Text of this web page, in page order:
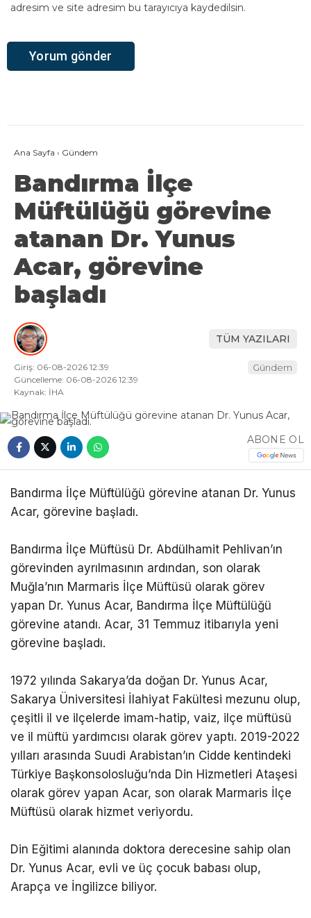
adresim ve site adresim bu tarayıcıya kaydedilsin.
Ana Sayfa › Gündem
Bandırma İlçe
Müftülüğü görevine
atanan Dr. Yunus
Acar, görevine
başladı
TÜM YAZILARI
Giriş: 06-08-2026 12:39
Güncelleme: 06-08-2026 12:39
Kaynak: İHA
Gündem
ABONE OL
Bandırma İlçe Müftülüğü görevine atanan Dr. Yunus
Acar, görevine başladı.
Bandırma İlçe Müftüsü Dr. Abdülhamit Pehlivan’ın
görevinden ayrılmasının ardından, son olarak
Muğla’nın Marmaris İlçe Müftüsü olarak görev
yapan Dr. Yunus Acar, Bandırma İlçe Müftülüğü
görevine atandı. Acar, 31 Temmuz itibarıyla yeni
görevine başladı.
1972 yılında Sakarya’da doğan Dr. Yunus Acar,
Sakarya Üniversitesi İlahiyat Fakültesi mezunu olup,
çeşitli il ve ilçelerde imam-hatip, vaiz, ilçe müftüsü
ve il müftü yardımcısı olarak görev yaptı. 2019-2022
yılları arasında Suudi Arabistan’ın Cidde kentindeki
Türkiye Başkonsolosluğu’nda Din Hizmetleri Ataşesi
olarak görev yapan Acar, son olarak Marmaris İlçe
Müftüsü olarak hizmet veriyordu.
Din Eğitimi alanında doktora derecesine sahip olan
Dr. Yunus Acar, evli ve üç çocuk babası olup,
Arapça ve İngilizce biliyor.